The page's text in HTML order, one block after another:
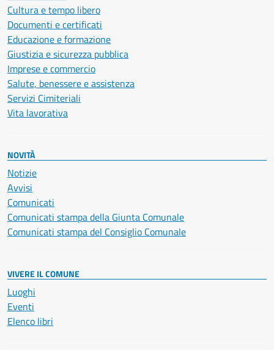
Cultura e tempo libero
Documenti e certificati
Educazione e formazione
Giustizia e sicurezza pubblica
Imprese e commercio
Salute, benessere e assistenza
Servizi Cimiteriali
Vita lavorativa
NOVITÀ
Notizie
Avvisi
Comunicati
Comunicati stampa della Giunta Comunale
Comunicati stampa del Consiglio Comunale
VIVERE IL COMUNE
Luoghi
Eventi
Elenco libri